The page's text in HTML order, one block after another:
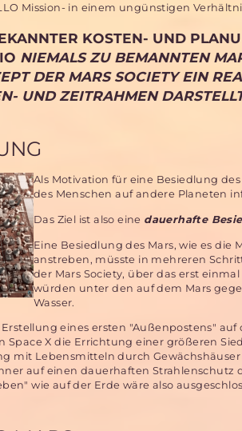
Mission- in einem ungünstigen
KOSTEN- UND
NIEMALS ZU BEMANNTEN
DER MARS SOCIETY EIN
UND ZEITRAHMEN
Als Motivation für eine Besiedlung
des Menschen auf andere Planeten
Das Ziel ist also eine dauerhafte
Eine Besiedlung des Mars, wie es die
anstreben, müsste in mehreren
der Mars Society, über das erst
würden unter den auf dem Mars
Wasser.
eines ersten "Außenpostens"
Space X die Errichtung einer größeren
mit Lebensmitteln durch
auf einen dauerhaften
wie auf der Erde wäre also